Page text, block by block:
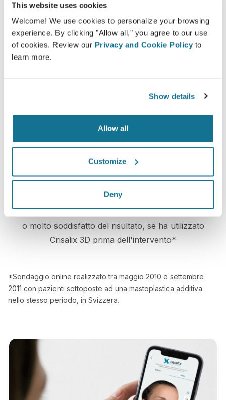
This website uses cookies
Welcome! We use cookies to personalize your browsing
experience. By clicking "Allow all," you agree to our use
of cookies. Review our Privacy and Cookie Policy to
learn more.
Show details
Allow all
Customize
Deny
Crisalix ti facilita la comunicazione con i pazienti
in merito ai possibili risultati dell'intervento in
base al modello 3D del loro stesso corpo
li aiuta a decidere al meglio.
Soddisfatto
Il 100% delle donne dichiara di essere soddisfatto
o molto soddisfatto del risultato, se ha utilizzato
Crisalix 3D prima dell'intervento*
*Sondaggio online realizzato tra maggio 2010 e settembre
2011 con pazienti sottoposte ad una mastoplastica additiva
nello stesso periodo, in Svizzera.